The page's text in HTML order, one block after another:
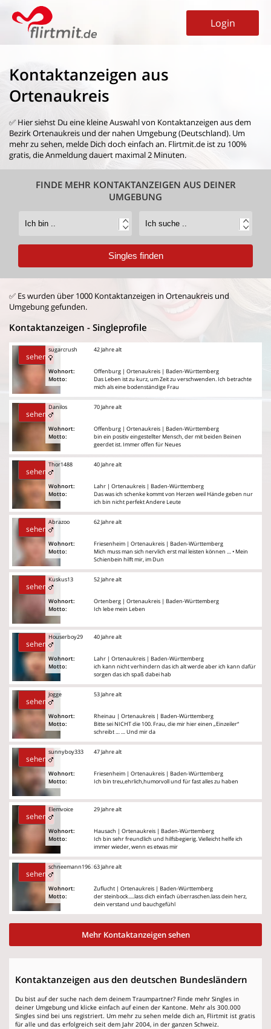
Login
Kontaktanzeigen aus
Ortenaukreis
✅ Hier siehst Du eine kleine Auswahl von Kontaktanzeigen aus dem
Bezirk Ortenaukreis und der nahen Umgebung (Deutschland). Um
mehr zu sehen, melde Dich doch einfach an. Flirtmit.de ist zu 100%
gratis, die Anmeldung dauert maximal 2 Minuten.
FINDE MEHR KONTAKTANZEIGEN AUS DEINER
UMGEBUNG
✅ Es wurden über 1000 Kontaktanzeigen in Ortenaukreis und
Umgebung gefunden.
Kontaktanzeigen - Singleprofile
sehen
sugarcrush
Wohnort:
Motto:
42 Jahre alt
Offenburg | Ortenaukreis | Baden-Württemberg
Das Leben ist zu kurz, um Zeit zu verschwenden. Ich betrachte
mich als eine bodenständige Frau
sehen
Danilos
Wohnort:
Motto:
70 Jahre alt
Offenburg | Ortenaukreis | Baden-Württemberg
bin ein positiv eingestellter Mensch, der mit beiden Beinen
geerdet ist. Immer offen für Neues
sehen
Thor1488
Wohnort:
Motto:
40 Jahre alt
Lahr | Ortenaukreis | Baden-Württemberg
Das was ich schenke kommt von Herzen weil Hände geben nur
ich bin nicht perfekt Andere Leute
sehen
Abrazoo
Wohnort:
Motto:
62 Jahre alt
Friesenheim | Ortenaukreis | Baden-Württemberg
Mich muss man sich nervlich erst mal leisten können … • Mein
Schienbein hilft mir, im Dun
sehen
Kuskus13
Wohnort:
Motto:
52 Jahre alt
Ortenberg | Ortenaukreis | Baden-Württemberg
Ich lebe mein Leben
sehen
Houserboy29
Wohnort:
Motto:
40 Jahre alt
Lahr | Ortenaukreis | Baden-Württemberg
ich kann nicht verhindern das ich alt werde aber ich kann dafür
sorgen das ich spaß dabei hab
sehen
Jogge
Wohnort:
Motto:
53 Jahre alt
Rheinau | Ortenaukreis | Baden-Württemberg
Bitte sei NICHT die 100. Frau, die mir hier einen „Einzeiler“
schreibt … … Und mir da
sehen
sunnyboy333
Wohnort:
Motto:
47 Jahre alt
Friesenheim | Ortenaukreis | Baden-Württemberg
Ich bin treu,ehrlich,humorvoll und für fast alles zu haben
sehen
Elemvoice
Wohnort:
Motto:
29 Jahre alt
Hausach | Ortenaukreis | Baden-Württemberg
Ich bin sehr freundlich und hilfsbegierig. Vielleicht helfe ich
immer wieder, wenn es etwas mir
sehen
schneemann1962
Wohnort:
Motto:
63 Jahre alt
Zuflucht | Ortenaukreis | Baden-Württemberg
der steinbock.....lass dich einfach überraschen.lass dein herz,
dein verstand und bauchgefühl
Mehr Kontaktanzeigen sehen
Kontaktanzeigen aus den deutschen Bundesländern
Du bist auf der suche nach dem deinem Traumpartner? Finde mehr Singles in
deiner Umgebung und klicke einfach auf einen der Kantone. Mehr als 300.000
Singles sind bei uns registriert. Um mehr zu sehen melde dich an, Flirtmit ist gratis
für alle und das erfolgreich seit dem Jahr 2004, in der ganzen Schweiz.